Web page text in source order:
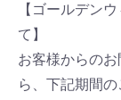
【ゴールデン
て】
お客様からの
ら、下記期間